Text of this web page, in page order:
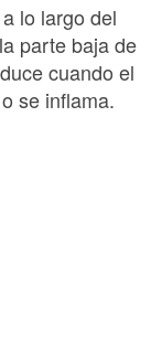
lo largo del
parte baja de
cuando el
se inflama.